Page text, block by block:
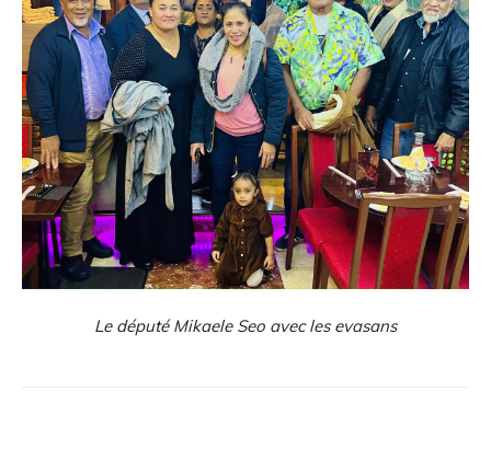
Le député Mikaele Seo avec les evasans